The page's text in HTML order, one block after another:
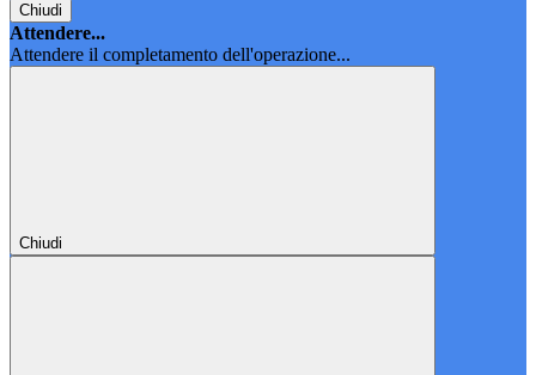
Chiudi
Attendere...
Attendere il completamento dell'operazione...
Chiudi